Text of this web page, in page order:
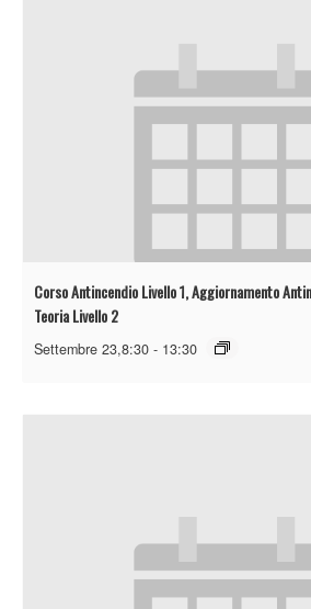
Corso Antincendio Livello 1, Aggiornamento
Teoria Livello 2
Settembre 23,8:30 - 13:30